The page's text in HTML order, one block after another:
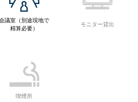
議室（別途現地で
精算必要）
モニター貸出
喫煙所